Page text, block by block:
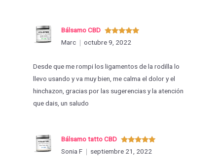
Valorado
con5de 5
Bálsamo CBD
Marc
octubre 9, 2022
Desde que me rompi los ligamentos de la rodilla lo
llevo usando y va muy bien, me calma el dolor y el
hinchazon, gracias por las sugerencias y la atención
que dais, un saludo
Valorado
con 5de 5
Bálsamo tatto CBD
Sonia F
septiembre 21, 2022